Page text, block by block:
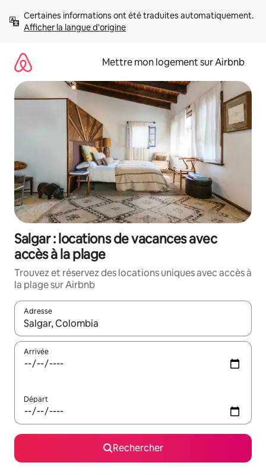
directement
Afficher la langue d'origine
Mettre mon logement sur Airbnb
Salgar : locations de vacances avec
accès à la plage
Trouvez et réservez des locations uniques avec accès à
la plage sur Airbnb
Adresse
Lorsque les résultats s'affichent, utilisez les flèches vers le
Arrivée
Départ
Rechercher